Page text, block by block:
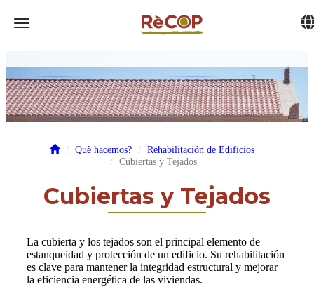
Toggle navigation
Què hacemos?
Rehabilitación de Edificios
Cubiertas y Tejados
Cubiertas y Tejados
La cubierta y los tejados son el principal elemento de
estanqueidad y protección de un edificio. Su rehabilitación
es clave para mantener la integridad estructural y mejorar
la eficiencia energética de las viviendas.